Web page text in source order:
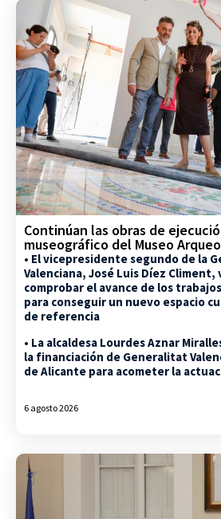
Continúan las obras de
museográfico del Museo
• El vicepresidente segundo de la
Valenciana, José Luis Díez Climent,
comprobar el avance de los
para conseguir un nuevo espacio
de referencia
• La alcaldesa Lourdes Aznar
la financiación de Generalitat
de Alicante para acometer la
6 agosto 2026